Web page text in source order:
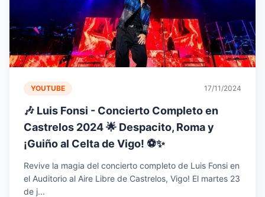
YOUTUBE 17/11/2024
🎶 Luis Fonsi - Concierto Completo en
Castrelos 2024 🌟 Despacito, Roma y
¡Guiño al Celta de Vigo! ⚽✨
Revive la magia del concierto completo de Luis Fonsi en
el Auditorio al Aire Libre de Castrelos, Vigo! El martes 23
de j...